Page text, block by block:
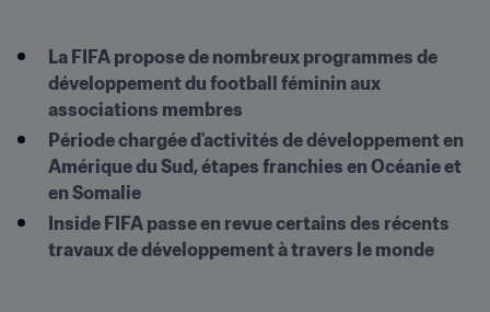
La FIFA propose de nombreux programmes de
développement du football féminin aux
associations membres
Période chargée d'activités de développement en
Amérique du Sud, étapes franchies en Océanie et
en Somalie
Inside FIFA passe en revue certains des récents